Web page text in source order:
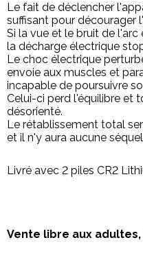
Le fait de déclencher
suffisant pour décourager
Si la vue et le bruit de
la décharge électrique
Le choc électrique
envoie aux muscles et
incapable de poursuivre
Celui-ci perd l'équilibre et
désorienté.
Le rétablissement total
et il n'y aura aucune
Livré avec 2 piles CR2
Vente libre aux